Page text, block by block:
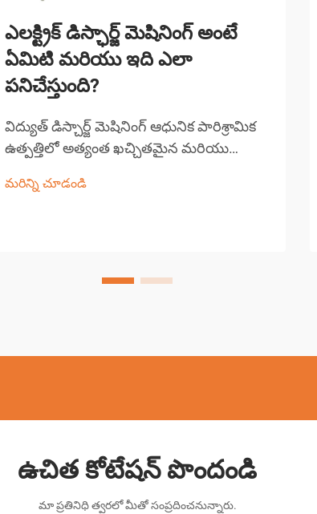
ఎలక్ట్రిక్ డిస్ఛార్జ్ మెషినింగ్ అంటే
ఏమిటి మరియు ఇది ఎలా
పనిచేస్తుంది?
విద్యుత్ డిస్చార్జ్ మెషినింగ్ ఆధునిక పారిశ్రామిక
ఉత్పత్తిలో అత్యంత ఖచ్చితమైన మరియు
నిలుస్తుంది. ఈ అభివృద్ధి చెందిన మెషినింగ్ పద్ధతి
మరిన్ని చూడండి
ఉచిత కోటేషన్ పొందండి
మా ప్రతినిధి త్వరలో మీతో సంప్రదించనున్నారు.